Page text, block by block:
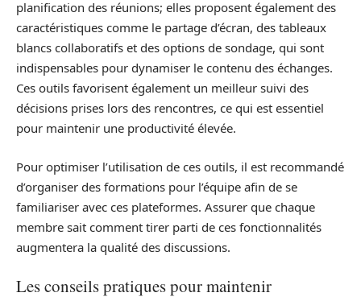
planification des réunions; elles proposent également des
caractéristiques comme le partage d’écran, des tableaux
blancs collaboratifs et des options de sondage, qui sont
indispensables pour dynamiser le contenu des échanges.
Ces outils favorisent également un meilleur suivi des
décisions prises lors des rencontres, ce qui est essentiel
pour maintenir une productivité élevée.
Pour optimiser l’utilisation de ces outils, il est recommandé
d’organiser des formations pour l’équipe afin de se
familiariser avec ces plateformes. Assurer que chaque
membre sait comment tirer parti de ces fonctionnalités
augmentera la qualité des discussions.
Les conseils pratiques pour maintenir